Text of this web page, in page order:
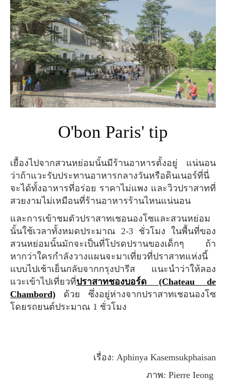
O'bon Paris' tip
เยื้องไปจากสวนหย่อมนั้นมีร้านอาหารตั้งอยู่ แน่นอน
ว่าถ้าแวะรับประทานอาหารกลางวันหรือดินเนอร์ที่นี่
จะได้ทั้งอาหารที่อร่อย ราคาไม่แพง และวิวปราสาทที่
สวยงามไม่เหมือนที่ร้านอาหารร้านไหนแน่นอน
และการเข้าชมตัวปราสาทเชอนองโซและสวนหย่อม
นั้นใช้เวลาทั้งหมดประมาณ 2-3 ชั่วโมง ในพื้นที่ของ
สวนหย่อมนั้นมักจะเป็นที่โปรดปรานของเด็กๆ ถ้า
หากว่าใครกำลังวางแผนจะมาเที่ยวที่ปราสาทแห่งนี้
แบบไปเช้าเย็นกลับจากกรุงปารีส แนะนำว่าให้ลอง
แวะเข้าไปเที่ยวที่ปราสาทชองบอร์ด (Chateau de
Chambord) ด้วย ซึ่งอยู่ห่างจากปราสาทเชอนองโซ
โดยรถยนต์ประมาณ 1 ชั่วโมง
เรื่อง: Aphinya Kasemsukphaisan
ภาพ: Pierre Ieong